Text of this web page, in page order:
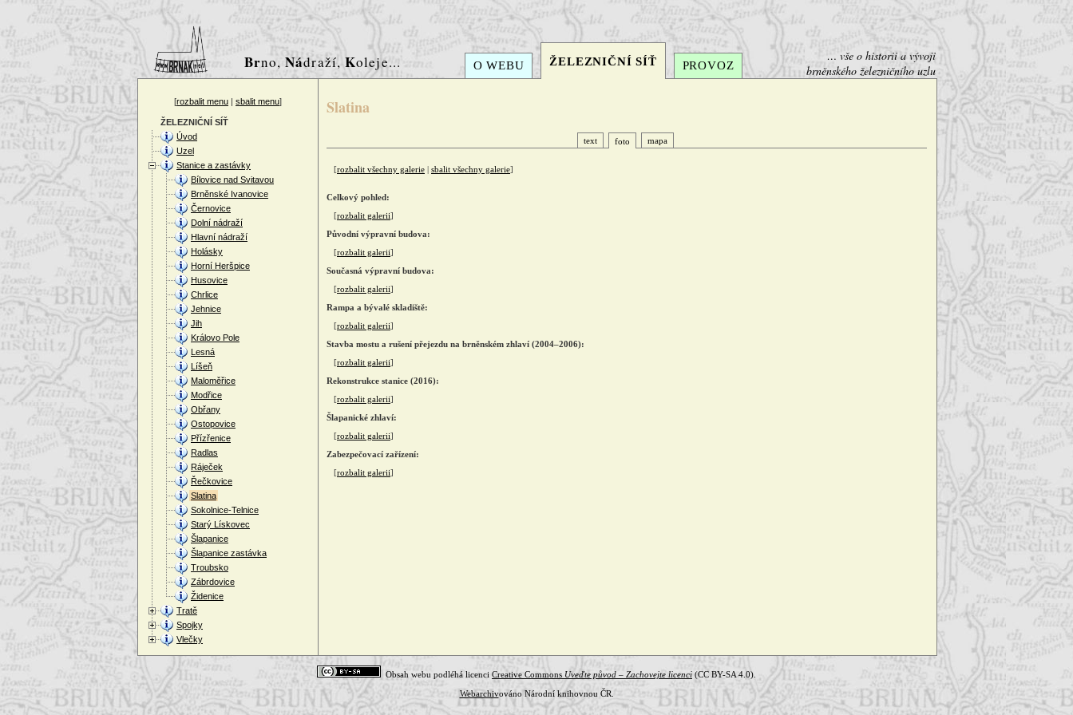
Brno,Nádraží,Koleje... O WEBU ŽELEZNIČNÍ SÍŤ PROVOZ
… vše o historii a vývoji
brněnského železničního uzlu
[rozbalit menu | sbalit menu]
ŽELEZNIČNÍ SÍŤ
Úvod
Uzel
Stanice a zastávky
Bílovice nad Svitavou
Brněnské Ivanovice
Černovice
Dolní nádraží
Hlavní nádraží
Holásky
Horní Heršpice
Husovice
Chrlice
Jehnice
Jih
Královo Pole
Lesná
Líšeň
Maloměřice
Modřice
Obřany
Ostopovice
Přízřenice
Radlas
Ráječek
Řečkovice
Slatina
Sokolnice-Telnice
Starý Lískovec
Šlapanice
Šlapanice zastávka
Troubsko
Zábrdovice
Židenice
Tratě
Spojky
Vlečky
Slatina
text foto mapa
[rozbalit všechny galerie | sbalit všechny galerie]
Celkový pohled:
[rozbalit galerii]
Původní výpravní budova:
[rozbalit galerii]
Současná výpravní budova:
[rozbalit galerii]
Rampa a bývalé skladiště:
[rozbalit galerii]
Stavba mostu a rušení přejezdu na brněnském zhlaví (2004–2006):
[rozbalit galerii]
Rekonstrukce stanice (2016):
[rozbalit galerii]
Šlapanické zhlaví:
[rozbalit galerii]
Zabezpečovací zařízení:
[rozbalit galerii]
Obsah webu podléhá licenci Creative Commons Uveďte původ – Zachovejte licenci (CC BY-SA 4.0).
Webarchivováno Národní knihovnou ČR.